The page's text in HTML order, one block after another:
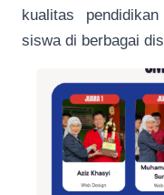
kualitas
siswa di berbagai